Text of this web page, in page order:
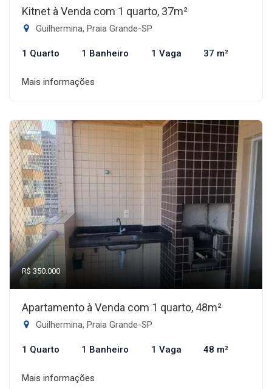
Kitnet à Venda com 1 quarto, 37m²
Guilhermina, Praia Grande-SP
1 Quarto 1 Banheiro 1 Vaga 37 m²
Mais informações
R$ 350.000
Apartamento à Venda com 1 quarto, 48m²
Guilhermina, Praia Grande-SP
1 Quarto 1 Banheiro 1 Vaga 48 m²
Mais informações